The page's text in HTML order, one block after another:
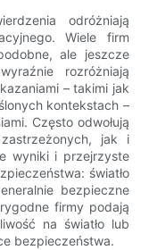
odróżniają
Wiele firm
ale jeszcze
rozróżniają
– takimi jak
kontekstach –
Często odwołują
jak i
wyniki i przejrzyste
światło
bezpieczne
firmy podają
na światło lub
bezpieczeństwa.